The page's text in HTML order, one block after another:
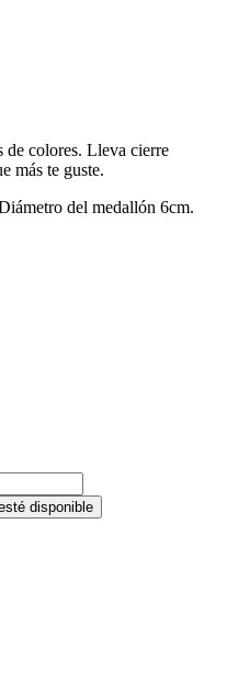
de colores. Lleva cierre
más te guste.
del medallón 6cm.
disponible